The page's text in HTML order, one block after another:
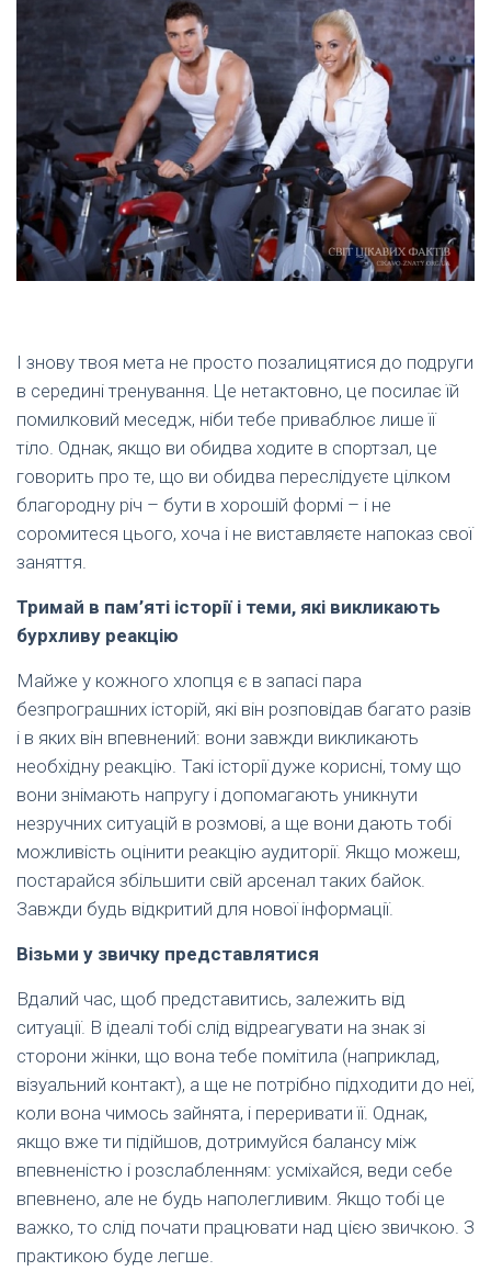
І знову твоя мета не просто позалицятися до подруги
в середині тренування. Це нетактовно, це посилає їй
помилковий меседж, ніби тебе приваблює лише її
тіло. Однак, якщо ви обидва ходите в спортзал, це
говорить про те, що ви обидва переслідуєте цілком
благородну річ – бути в хорошій формі – і не
соромитеся цього, хоча і не виставляєте напоказ свої
заняття.
Тримай в пам’яті історії і теми, які викликають
бурхливу реакцію
Майже у кожного хлопця є в запасі пара
безпрограшних історій, які він розповідав багато разів
і в яких він впевнений: вони завжди викликають
необхідну реакцію. Такі історії дуже корисні, тому що
вони знімають напругу і допомагають уникнути
незручних ситуацій в розмові, а ще вони дають тобі
можливість оцінити реакцію аудиторії. Якщо можеш,
постарайся збільшити свій арсенал таких байок.
Завжди будь відкритий для нової інформації.
Візьми у звичку представлятися
Вдалий час, щоб представитись, залежить від
ситуації. В ідеалі тобі слід відреагувати на знак зі
сторони жінки, що вона тебе помітила (наприклад,
візуальний контакт), а ще не потрібно підходити до неї,
коли вона чимось зайнята, і переривати її. Однак,
якщо вже ти підійшов, дотримуйся балансу між
впевненістю і розслабленням: усміхайся, веди себе
впевнено, але не будь наполегливим. Якщо тобі це
важко, то слід почати працювати над цією звичкою. З
практикою буде легше.